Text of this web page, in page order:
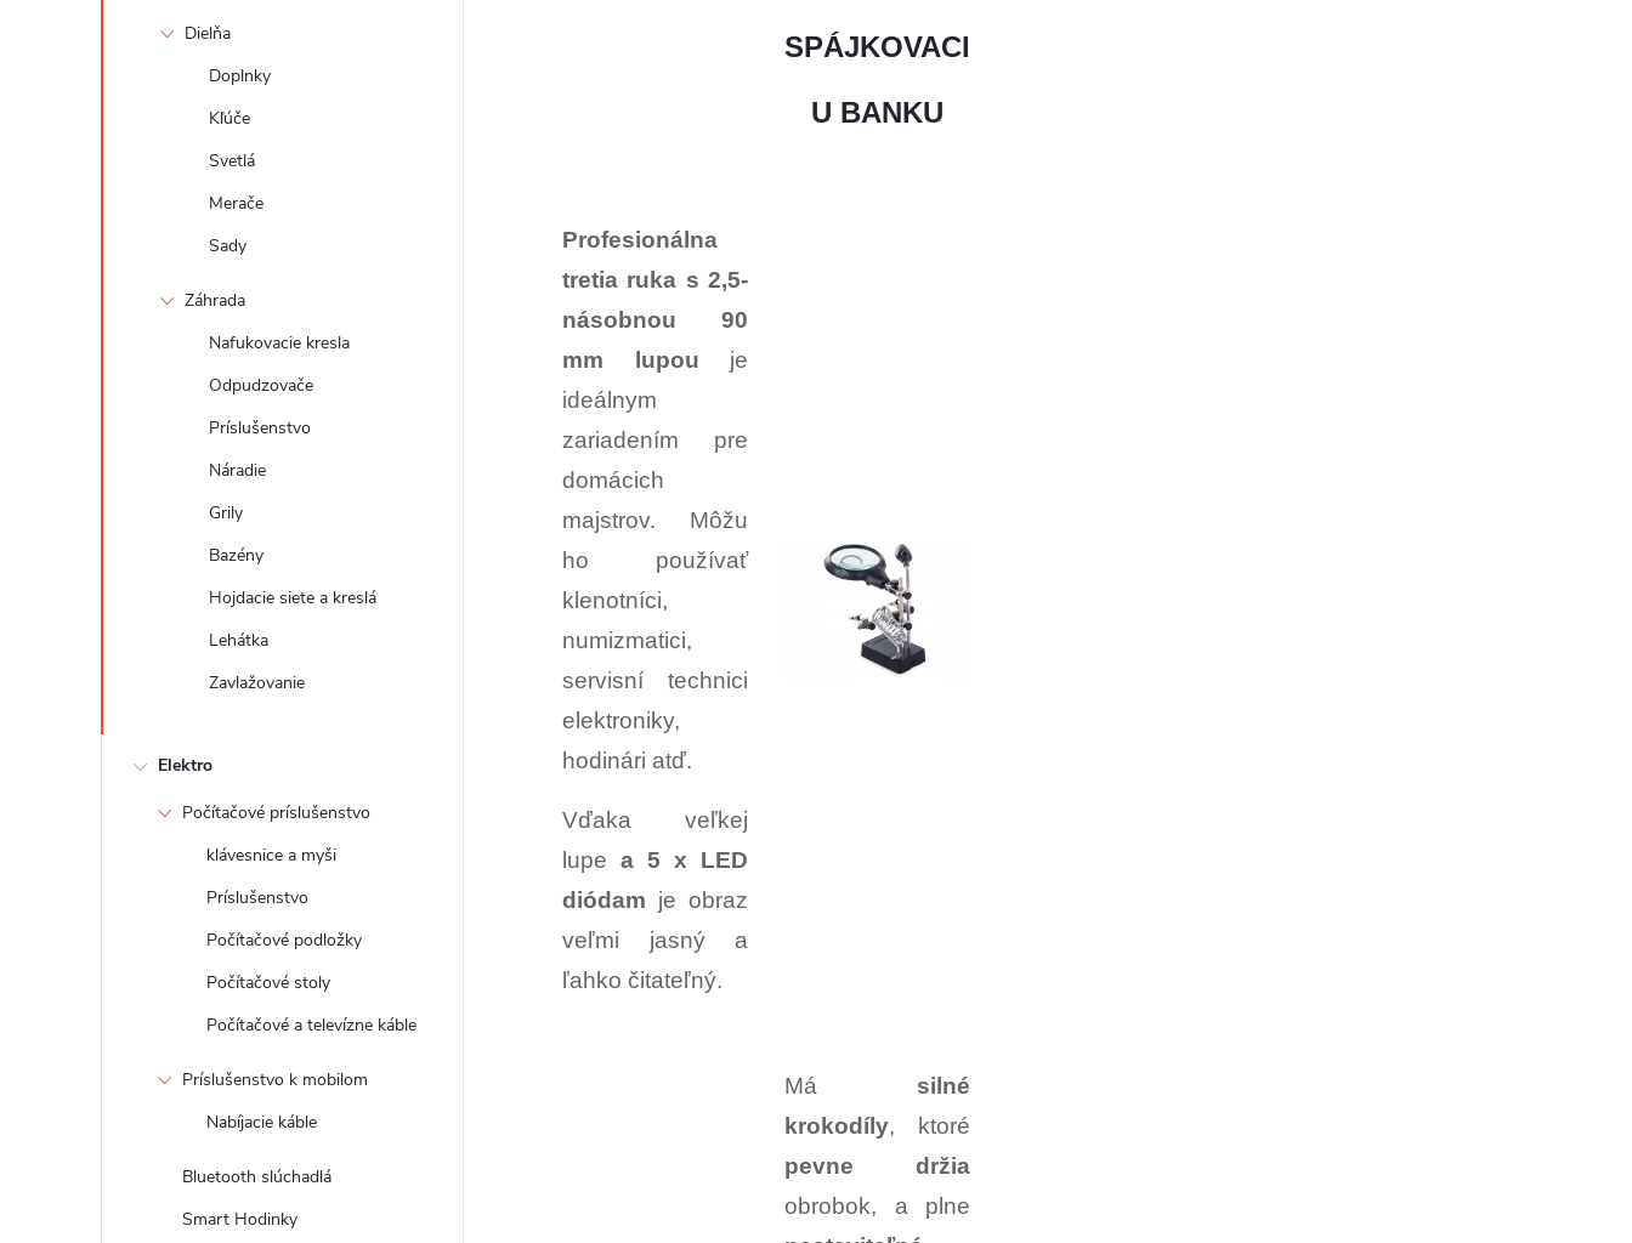
Dielňa
Doplnky
Kľúče
Svetlá
Merače
Sady
Záhrada
Nafukovacie kresla
Odpudzovače
Príslušenstvo
Náradie
Grily
Bazény
Hojdacie siete a kreslá
Lehátka
Zavlažovanie
Elektro
Počítačové príslušenstvo
klávesnice a myši
Príslušenstvo
Počítačové podložky
Počítačové stoly
Počítačové a televízne káble
Príslušenstvo k mobilom
Nabíjacie káble
Bluetooth slúchadlá
Smart Hodinky
SPÁJKOVACI
U BANKU
Profesionálna
tretia ruka s 2,5-
násobnou 90
mm lupou je
ideálnym
zariadením pre
domácich
majstrov. Môžu
ho používať
klenotníci,
numizmatici,
servisní technici
elektroniky,
hodinári atď.
Vďaka veľkej
lupe a 5 x LED
diódam je obraz
veľmi jasný a
ľahko čitateľný.
Má silné
krokodíly, ktoré
pevne držia
obrobok, a plne